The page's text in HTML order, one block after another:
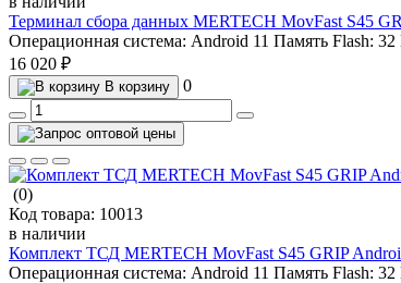
Терминал сбора данных MERTECH MovFast S45
Операционная система: Android 11 Память Flash: 32
16 020 ₽
В корзину 0
(0)
Код товара: 10013
в наличии
Комплект ТСД MERTECH MovFast S45 GRIP
Операционная система: Android 11 Память Flash: 32